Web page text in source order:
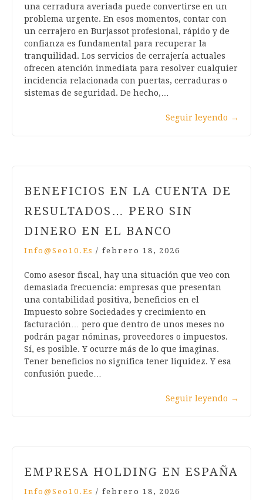
una cerradura averiada puede convertirse en un
problema urgente. En esos momentos, contar con
un cerrajero en Burjassot profesional, rápido y de
confianza es fundamental para recuperar la
tranquilidad. Los servicios de cerrajería actuales
ofrecen atención inmediata para resolver cualquier
incidencia relacionada con puertas, cerraduras o
sistemas de seguridad. De hecho,…
Seguir leyendo →
BENEFICIOS EN LA CUENTA DE
RESULTADOS… PERO SIN
DINERO EN EL BANCO
Info@seo10.es / febrero 18, 2026
Como asesor fiscal, hay una situación que veo con
demasiada frecuencia: empresas que presentan
una contabilidad positiva, beneficios en el
Impuesto sobre Sociedades y crecimiento en
facturación… pero que dentro de unos meses no
podrán pagar nóminas, proveedores o impuestos.
Sí, es posible. Y ocurre más de lo que imaginas.
Tener beneficios no significa tener liquidez. Y esa
confusión puede…
Seguir leyendo →
EMPRESA HOLDING EN ESPAÑA
Info@seo10.es / febrero 18, 2026